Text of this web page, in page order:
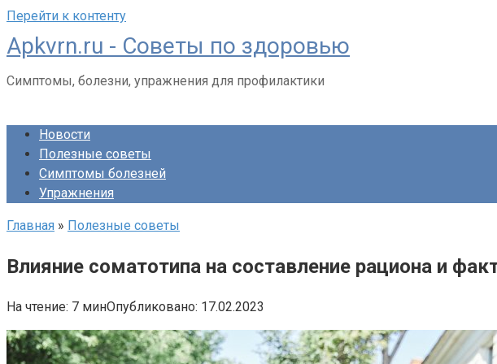
Перейти к контенту
Apkvrn.ru - Советы по здоровью
Симптомы, болезни, упражнения для профилактики
Новости
Полезные советы
Симптомы болезней
Упражнения
Главная » Полезные советы
Влияние соматотипа на составление рациона и
На чтение: 7 минОпубликовано: 17.02.2023